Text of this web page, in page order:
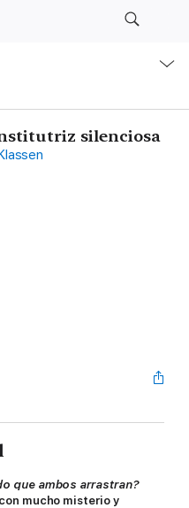
silenciosa
que ambos arrastran?
mucho misterio y